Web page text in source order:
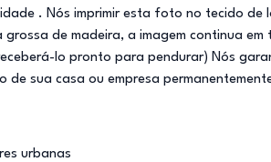
. Nós imprimir esta foto no tecido de
grossa de madeira, a imagem continua
lo pronto para pendurar) Nós
sua casa ou empresa
urbanas